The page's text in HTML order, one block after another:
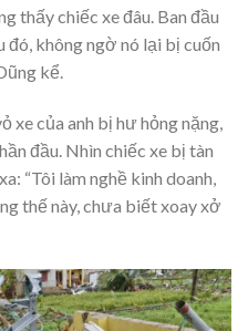
thấy chiếc xe đâu. Ban đầu
đó, không ngờ nó lại bị cuốn
kể.
xe của anh bị hư hỏng nặng,
đầu. Nhìn chiếc xe bị tàn
“Tôi làm nghề kinh doanh,
thế này, chưa biết xoay xở